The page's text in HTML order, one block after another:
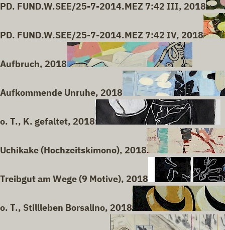
PD. FUND.W.SEE/25-7-2014.MEZ 7:42 III, 2018
PD. FUND.W.SEE/25-7-2014.MEZ 7:42 IV, 2018
Aufbruch, 2018
Aufkommende Unruhe, 2018
o. T., K. gefaltet, 2018
Uchikake (Hochzeitskimono), 2018
Treibgut am Wege (9 Motive), 2018
o. T., Stillleben Borsalino, 2018